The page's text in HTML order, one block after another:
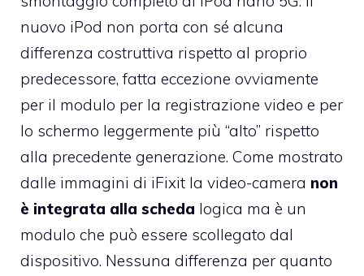
nuovo iPod non porta con sé alcuna
differenza costruttiva rispetto al proprio
predecessore, fatta eccezione ovviamente
per il modulo per la registrazione video e per
lo schermo leggermente più “alto” rispetto
alla precedente generazione. Come mostrato
dalle immagini di iFixit la video-camera non
è integrata alla scheda logica ma è un
modulo che può essere scollegato dal
dispositivo. Nessuna differenza per quanto